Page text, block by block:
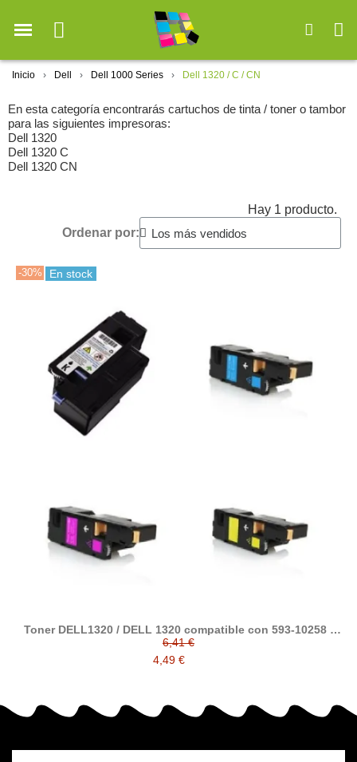
Inicio Dell Dell 1000 Series Dell 1320 / C / CN
En esta categoría encontrarás cartuchos de tinta / toner o tambor
para las siguientes impresoras:
Dell 1320
Dell 1320 C
Dell 1320 CN
Hay 1 producto.
Ordenar por:
-30% En stock
Toner DELL1320 / DELL 1320 compatible con 593-10258 /
593-10259 / 593-10260 / 593-10261
6,41 €
4,49 €